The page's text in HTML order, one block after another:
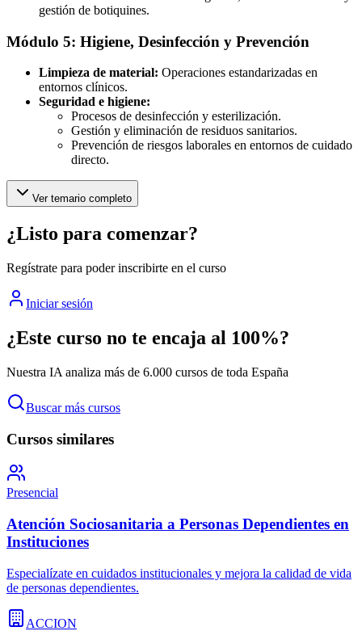
gestión de botiquines.
Módulo 5: Higiene, Desinfección y Prevención
Limpieza de material: Operaciones estandarizadas en
entornos clínicos.
Seguridad e higiene:
Procesos de desinfección y esterilización.
Gestión y eliminación de residuos sanitarios.
Prevención de riesgos laborales en entornos de cuidado
directo.
Ver temario completo
¿Listo para comenzar?
Regístrate para poder inscribirte en el curso
Iniciar sesión
¿Este curso no te encaja al 100%?
Nuestra IA analiza más de 6.000 cursos de toda España
Buscar más cursos
Cursos similares
Presencial
Atención Sociosanitaria a Personas Dependientes en
Instituciones
Especialízate en cuidados institucionales y mejora la calidad de vida
de personas dependientes.
ACCION